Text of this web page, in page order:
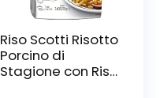
Riso Scotti Risotto
Porcino di
Stagione con Riso